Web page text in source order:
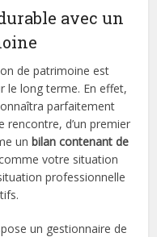
avec un
de patrimoine est
le long terme. En effet,
parfaitement
rencontre, d’un premier
unbilan contenant de
votre situation
professionnelle
un gestionnaire de